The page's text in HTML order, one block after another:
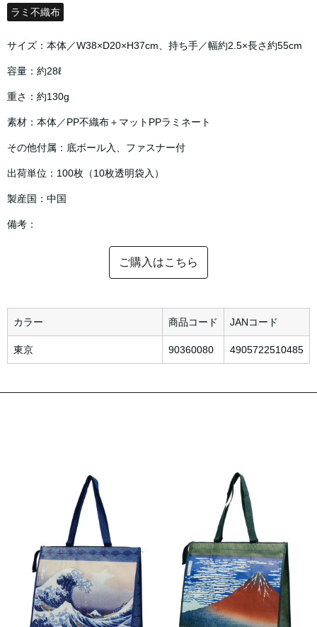
ラミ不織布
サイズ：本体／W38×D20×H37cm、持ち手／幅約2.5×長さ約55cm
容量：約28ℓ
重さ：約130g
素材：本体／PP不織布＋マットPPラミネート
その他付属：底ボール入、ファスナー付
出荷単位：100枚（10枚透明袋入）
製産国：中国
備考：
ご購入はこちら
カラー 商品コード JANコード
東京 90360080 4905722510485